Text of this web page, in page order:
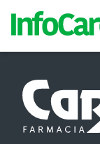
InfoCarol